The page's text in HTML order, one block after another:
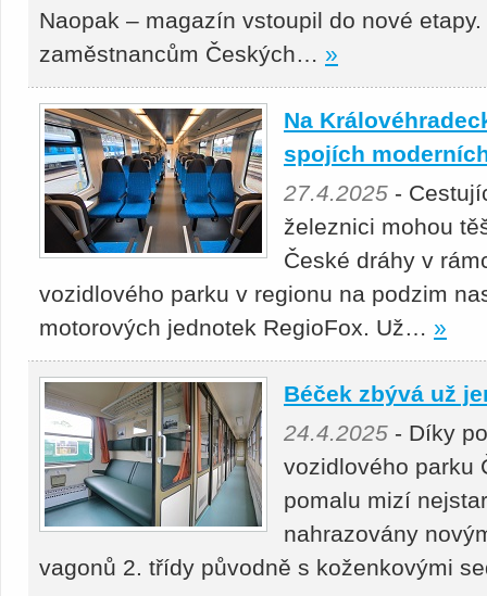
Naopak – magazín vstoupil do nové
zaměstnancům Českých… »
Na
spojích
27.4.2025 -
železnici mohou
České dráhy v
vozidlového parku v regionu na podzim
motorových jednotek RegioFox. Už… »
Béček zbývá už
24.4.2025 - Díky
vozidlového parku
pomalu mizí
nahrazovány
vagonů 2. třídy původně s koženkovými